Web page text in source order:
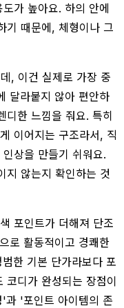
가 높아요. 하의 안에
기 때문에, 체형이나 그
, 이건 실제로 가장 중
달라붙지 않아 편안하
디한 느낌을 줘요. 특히
이어지는 구조라서, 직
상을 만들기 쉬워요.
지 않는지 확인하는 것
포인트가 더해져 단조
로 활동적이고 경쾌한
한 기본 단가라보다 포
코디가 완성되는 장점이
과 '포인트 아이템의 존